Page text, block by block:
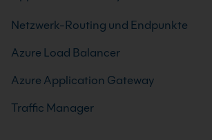
Netzwerk-Routing und Endpunkte
Azure Load Balancer
Azure Application Gateway
Traffic Manager